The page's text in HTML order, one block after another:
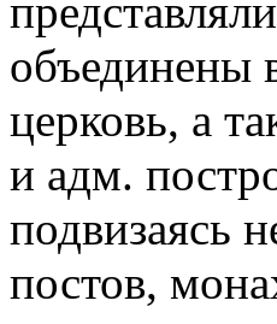
объединены
церковь, а
и адм.
подвизаясь
постов,